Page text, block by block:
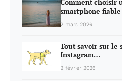
Comment choisir
smartphone
2 mars 2026
Tout savoir sur le
Instagram…
2 février 2026